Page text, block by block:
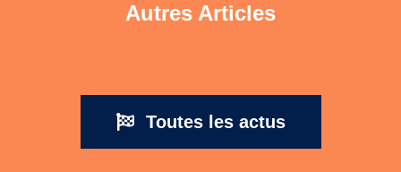
Autres Articles
Toutes les actus